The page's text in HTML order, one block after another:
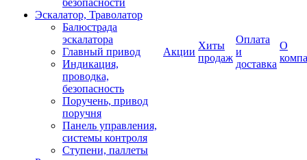
безопасности
Эскалатор, Траволатор
Балюстрада
эскалатора
Главный привод
Индикация,
проводка,
безопасность
Поручень, привод
поручня
Панель управления,
системы контроля
Ступени, паллеты
Акции
Хиты
продаж
Оплата
и
доставка
О